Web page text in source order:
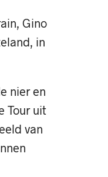
Gino
in
nier en
Tour uit
van